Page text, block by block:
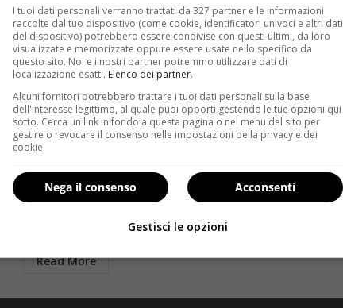
Notizie
È in giardino e grida aiuto: la tragica scoperta in
ospedale
Redazione 3 Luglio 2018
Un uomo di 66 anni si trovava in giardino quando è
stato punto da un’ape: la richiesta...
Read More
I tuoi dati personali verranno trattati da 327 partner e le informazioni
raccolte dal tuo dispositivo (come cookie, identificatori univoci e altri dati
del dispositivo) potrebbero essere condivise con questi ultimi, da loro
visualizzate e memorizzate oppure essere usate nello specifico da
questo sito. Noi e i nostri partner potremmo utilizzare dati di
localizzazione esatti. Elenco dei partner.
Alcuni fornitori potrebbero trattare i tuoi dati personali sulla base
dell'interesse legittimo, al quale puoi opporti gestendo le tue opzioni qui
sotto. Cerca un link in fondo a questa pagina o nel menu del sito per
gestire o revocare il consenso nelle impostazioni della privacy e dei
cookie.
Acconsenti
Nega il consenso
Gestisci le opzioni